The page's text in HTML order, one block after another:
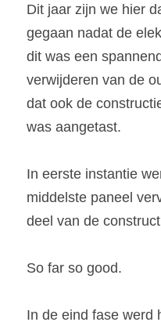
Dit jaar zijn we hier
gegaan nadat de
dit was een
verwijderen van de
dat ook de
was aangetast.
In eerste instantie
middelste paneel
deel van de
So far so good.
In de eind fase werd